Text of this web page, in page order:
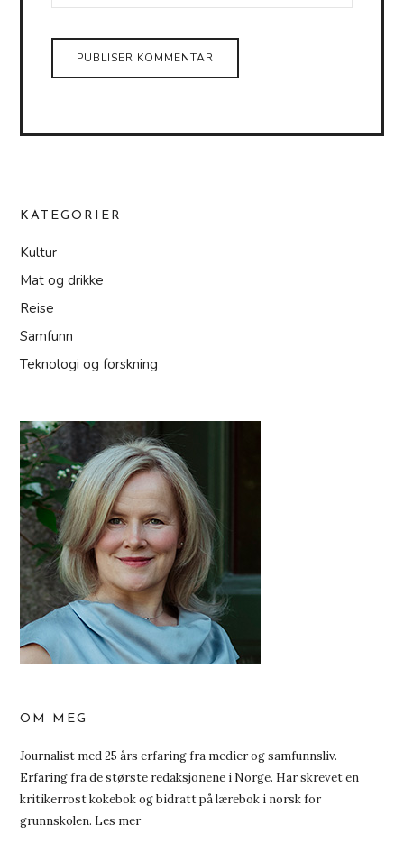
KATEGORIER
Kultur
Mat og drikke
Reise
Samfunn
Teknologi og forskning
OM MEG
Journalist med 25 års erfaring fra medier og samfunnsliv.
Erfaring fra de største redaksjonene i Norge. Har skrevet en
kritikerrost kokebok og bidratt på lærebok i norsk for
grunnskolen. Les mer